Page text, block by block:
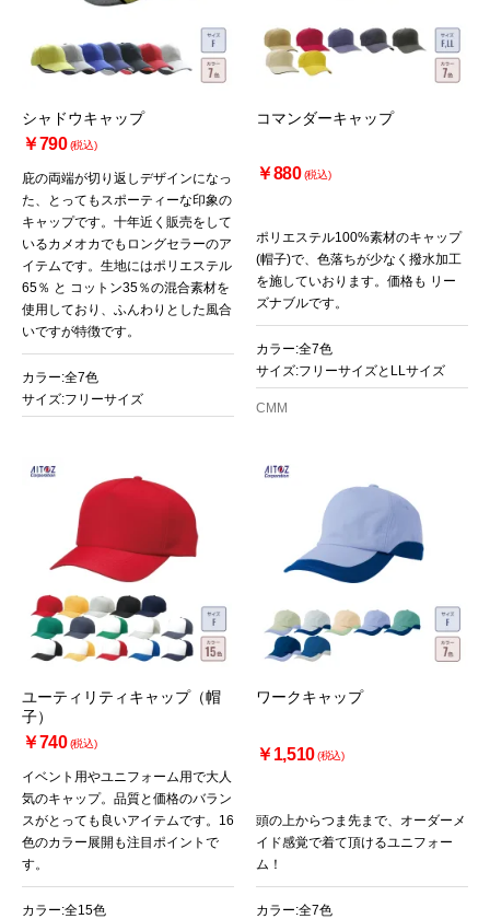
シャドウキャップ
￥790 (税込)
庇の両端が切り返しデザインになっ
た、とってもスポーティーな印象の
キャップです。十年近く販売をして
いるカメオカでもロングセラーのア
イテムです。生地にはポリエステル
65％ と コットン35％の混合素材を
使用しており、ふんわりとした風合
いですが特徴です。
カラー:全7色
サイズ:フリーサイズ
コマンダーキャップ
￥880 (税込)
ポリエステル100%素材のキャップ
(帽子)で、色落ちが少なく撥水加工
を施していおります。価格も リー
ズナブルです。
カラー:全7色
サイズ:フリーサイズとLLサイズ
CMM
ユーティリティキャップ（帽
子）
￥740 (税込)
イベント用やユニフォーム用で大人
気のキャップ。品質と価格のバラン
スがとっても良いアイテムです。16
色のカラー展開も注目ポイントで
す。
カラー:全15色
ワークキャップ
￥1,510(税込)
頭の上からつま先まで、オーダーメ
イド感覚で着て頂けるユニフォー
ム！
カラー:全7色
お買い物を続ける カートへ進む